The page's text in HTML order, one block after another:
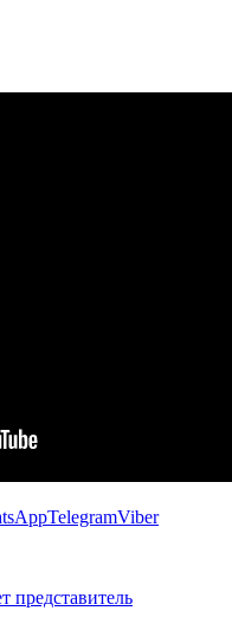
TelegramViber
представитель